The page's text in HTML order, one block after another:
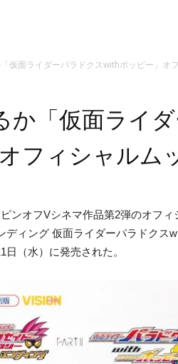
仮面ライダーパラドクスwithポッピー」オ
か「仮面ライ
フィシャルム
ンオフVシネマ作品第2弾のオフ
ディング 仮面ライダーパラドクス
（水）に発売された。